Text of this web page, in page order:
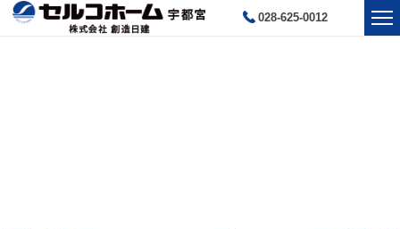
028-625-0012